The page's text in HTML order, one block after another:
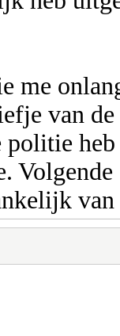
me
van
politie